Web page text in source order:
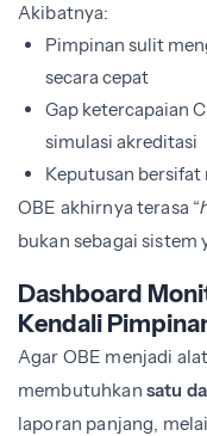
Akibatnya:
Pimpinan sulit
secara cepat
Gap ketercapaian
simulasi akreditasi
Keputusan
OBE akhirnya terasa “
bukan sebagai sistem
Dashboard
Kendali
Agar OBE menjadi
membutuhkan satu
laporan panjang,